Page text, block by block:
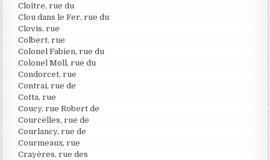
Cloître, rue du
Clou dans le Fer, rue du
Clovis, rue
Colbert, rue
Colonel Fabien, rue du
Colonel Moll, rue du
Condorcet, rue
Contrai, rue de
Cotta, rue
Coucy, rue Robert de
Courcelles, rue de
Courlancy, rue de
Courmeaux, rue
Crayères, rue des